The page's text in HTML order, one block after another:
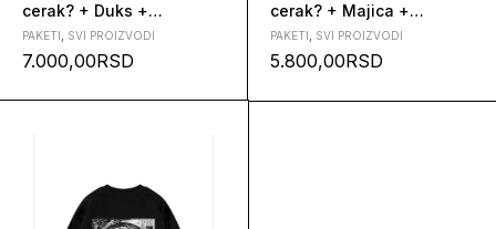
cerak? + Duks +
Balaklava
PAKETI SVI PROIZVODI
7.000,00RSD
cerak? + Majica +
Balaklava
PAKETI SVI PROIZVODI
5.800,00RSD